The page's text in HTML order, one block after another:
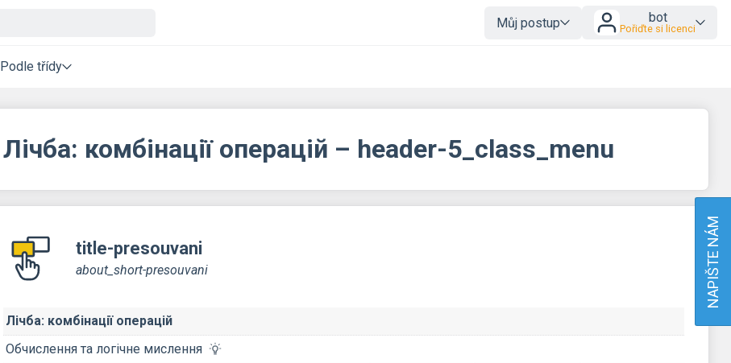
Můj postup bot
Pořiďte si licenci
Podle třídy
Лічба: комбінації операцій – header-5_class_menu
title-presouvani
about_short-presouvani
Лічба: комбінації операцій
Обчислення та логічне мислення
NAPIŠTE NÁM